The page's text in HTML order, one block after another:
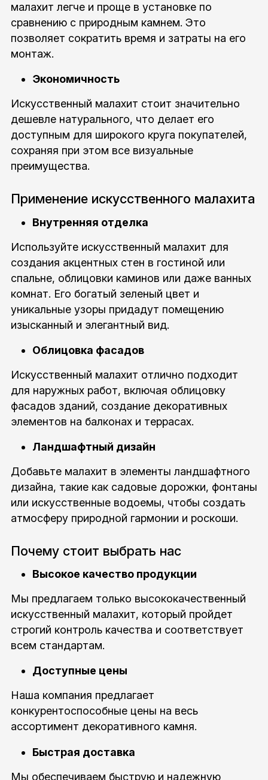
малахит легче и проще в установке по
сравнению с природным камнем. Это
позволяет сократить время и затраты на его
монтаж.
Экономичность
Искусственный малахит стоит значительно
дешевле натурального, что делает его
доступным для широкого круга покупателей,
сохраняя при этом все визуальные
преимущества.
Применение искусственного малахита
Внутренняя отделка
Используйте искусственный малахит для
создания акцентных стен в гостиной или
спальне, облицовки каминов или даже ванных
комнат. Его богатый зеленый цвет и
уникальные узоры придадут помещению
изысканный и элегантный вид.
Облицовка фасадов
Искусственный малахит отлично подходит
для наружных работ, включая облицовку
фасадов зданий, создание декоративных
элементов на балконах и террасах.
Ландшафтный дизайн
Добавьте малахит в элементы ландшафтного
дизайна, такие как садовые дорожки, фонтаны
или искусственные водоемы, чтобы создать
атмосферу природной гармонии и роскоши.
Почему стоит выбрать нас
Высокое качество продукции
Мы предлагаем только высококачественный
искусственный малахит, который пройдет
строгий контроль качества и соответствует
всем стандартам.
Доступные цены
Наша компания предлагает
конкурентоспособные цены на весь
ассортимент декоративного камня.
Быстрая доставка
Мы обеспечиваем быструю и надежную